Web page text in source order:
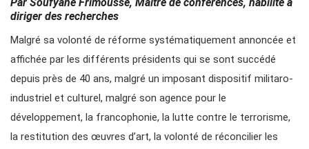
Par Soufyane Frimousse, Maître de conférences, habilité à
diriger des recherches
Malgré sa volonté de réforme systématiquement annoncée et
affichée par les différents présidents qui se sont succédé
depuis près de 40 ans, malgré un imposant dispositif militaro-
industriel et culturel, malgré son agence pour le
développement, la francophonie, la lutte contre le terrorisme,
la restitution des œuvres d’art, la volonté de réconcilier les